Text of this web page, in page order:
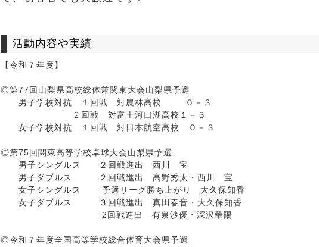
活動内容や実績
【令和７年度】
◎第77回山梨県高校総体兼関東大会山梨県予選
男子学校対抗 １回戦 対農林高校 ０－３
２回戦 対富士河口湖高校１－３
女子学校対抗 １回戦 対日本航空高校 ０－３
◎第75回関東高等学校卓球大会山梨県予選
男子シングルス ２回戦進出 西川 宝
男子ダブルス ２回戦進出 高野秀太・西川 宝
女子シングルス
予選リーグ勝ち上がり 大久保知香
女子ダブルス ３回戦進出 真田春音・大久保知香
2回戦進出 有泉沙優・深沢華陽
◎令和７年度全国高等学校総合体育大会県予選